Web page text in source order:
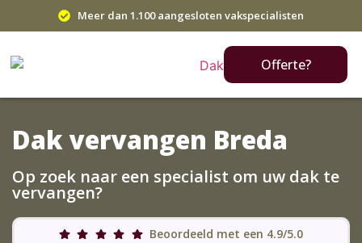
Meer dan 1.100 aangesloten vakspecialisten
Offerte?
Dak vervangen Breda
Op zoek naar een specialist om uw dak te
vervangen?
Beoordeeld met een 4.9/5.0